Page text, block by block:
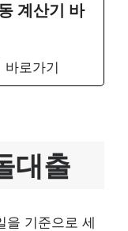
계산기 바
바로가기
대출
을 기준으로 세